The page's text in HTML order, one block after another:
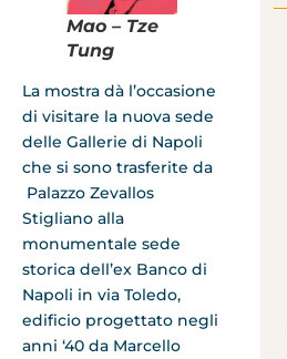
Mao – Tze
Tung
La mostra dà l’occasione
di visitare la nuova sede
delle Gallerie di Napoli
che si sono trasferite da
Palazzo Zevallos
Stigliano alla
monumentale sede
storica dell’ex Banco di
Napoli in via Toledo,
edificio progettato negli
anni ‘40 da Marcello